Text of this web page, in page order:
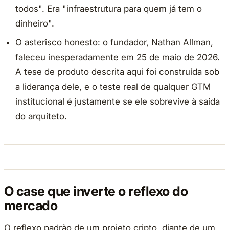
todos". Era "infraestrutura para quem já tem o
dinheiro".
O asterisco honesto: o fundador, Nathan Allman,
faleceu inesperadamente em 25 de maio de 2026.
A tese de produto descrita aqui foi construída sob
a liderança dele, e o teste real de qualquer GTM
institucional é justamente se ele sobrevive à saída
do arquiteto.
O case que inverte o reflexo do
mercado